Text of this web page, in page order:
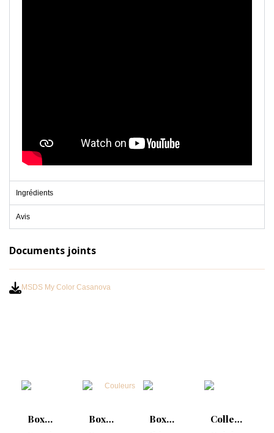
Ingrédients
Avis
Documents joints
MSDS My Color Casanova
Box
Box
Box
Collection